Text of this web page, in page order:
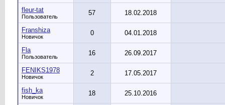
fleur-tat
Пользователь 57 18.02.2018
Franshiza
Новичок 0 04.01.2018
Fla
Пользователь 16 26.09.2017
FENIKS1978
Новичок 2 17.05.2017
fish_ka
Новичок 18 25.10.2016